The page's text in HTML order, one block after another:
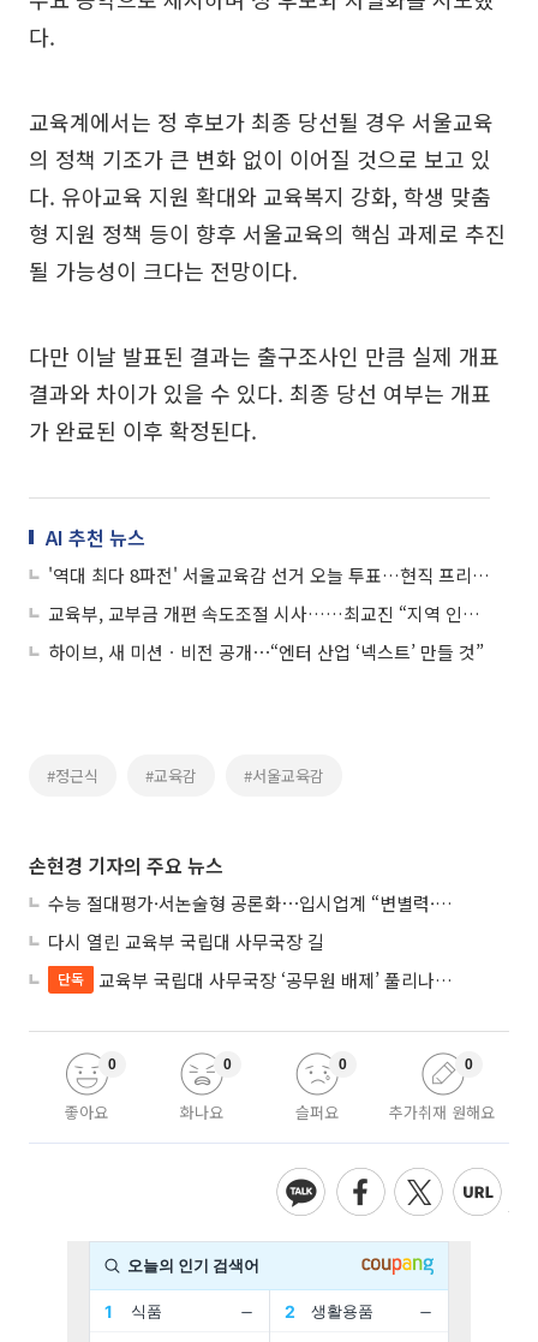
다.
교육계에서는 정 후보가 최종 당선될 경우 서울교육
의 정책 기조가 큰 변화 없이 이어질 것으로 보고 있
다. 유아교육 지원 확대와 교육복지 강화, 학생 맞춤
형 지원 정책 등이 향후 서울교육의 핵심 과제로 추진
될 가능성이 크다는 전망이다.
다만 이날 발표된 결과는 출구조사인 만큼 실제 개표
결과와 차이가 있을 수 있다. 최종 당선 여부는 개표
가 완료된 이후 확정된다.
AI 추천 뉴스
'역대 최다 8파전' 서울교육감 선거 오늘 투표…현직 프리미엄 vs 보수 분산
교육부, 교부금 개편 속도조절 시사……최교진 “지역 인재 정주 선순환 만들 것”
하이브, 새 미션ㆍ비전 공개⋯“엔터 산업 ‘넥스트’ 만들 것”
#정근식 #교육감 #서울교육감
손현경 기자의 주요 뉴스
수능 절대평가·서논술형 공론화⋯입시업계 “변별력·사교육 대책 먼저”
다시 열린 교육부 국립대 사무국장 길
단독 교육부 국립대 사무국장 ‘공무원 배제’ 풀리나…응시자격 다시 열렸다
좋아요
0
화나요
0
슬퍼요
0
추가취재 원해요
0